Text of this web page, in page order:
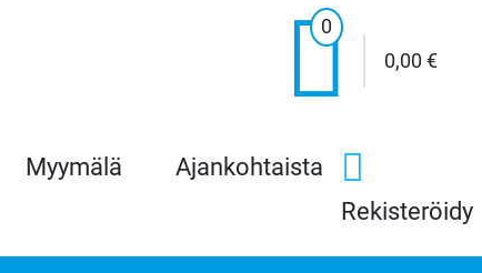

0
0,00 €
Myymälä
Ajankohtaista
Rekisteröidy